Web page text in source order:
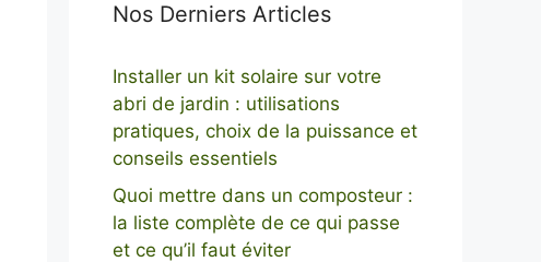
Nos Derniers Articles
Installer un kit solaire sur votre
abri de jardin : utilisations
pratiques, choix de la puissance et
conseils essentiels
Quoi mettre dans un composteur :
la liste complète de ce qui passe
et ce qu’il faut éviter